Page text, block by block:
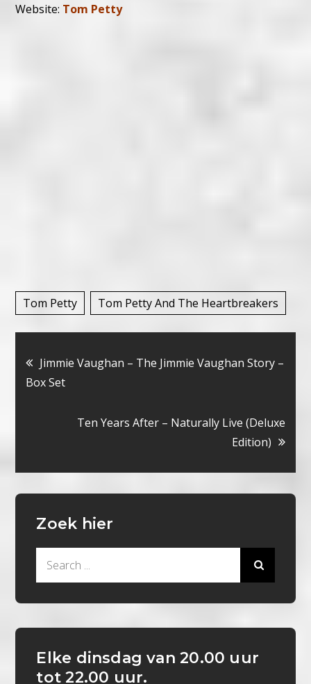
Website: Tom Petty
Tom Petty Tom Petty And The Heartbreakers
Bericht
navigatie
Jimmie Vaughan – The Jimmie Vaughan Story –
Box Set
Ten Years After – Naturally Live (Deluxe
Edition)
Zoek hier
Elke dinsdag van 20.00 uur
tot 22.00 uur.